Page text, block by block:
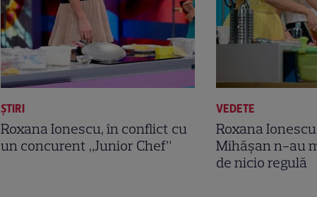
ȘTIRI
Roxana Ionescu, în conflict cu
un concurent „Junior Chef”
VEDETE
Roxana
Mihăşan n-au
de nicio regulă